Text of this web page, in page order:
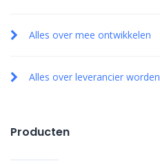
Alles over mee ontwikkelen
Alles over leverancier worden
Producten